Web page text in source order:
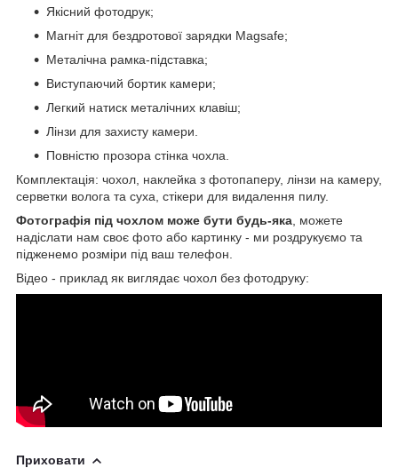
Якісний фотодрук;
Магніт для бездротової зарядки Magsafe;
Металічна рамка-підставка;
Виступаючий бортик камери;
Легкий натиск металічних клавіш;
Лінзи для захисту камери.
Повністю прозора стінка чохла.
Комплектація: чохол, наклейка з фотопаперу, лінзи на камеру,
серветки волога та суха, стікери для видалення пилу.
Фотографія під чохлом може бути будь-яка , можете
надіслати нам своє фото або картинку - ми роздрукуємо та
підженемо розміри під ваш телефон.
Відео - приклад як виглядає чохол без фотодруку:
Приховати